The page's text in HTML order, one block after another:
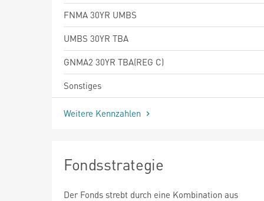
FNMA 30YR UMBS
UMBS 30YR TBA
GNMA2 30YR TBA(REG C)
Sonstiges
Weitere Kennzahlen
Fondsstrategie
Der Fonds strebt durch eine Kombination aus